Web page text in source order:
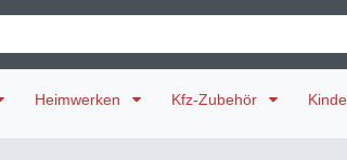
Heimwerken Kfz-Zubehör